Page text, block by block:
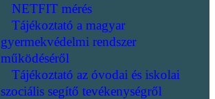
NETFIT mérés
Tájékoztató a magyar
gyermekvédelmi rendszer
működéséről
Tájékoztató az óvodai és iskolai
szociális segítő tevékenységről